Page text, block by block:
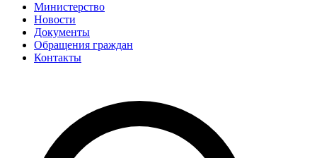
Министерство
Новости
Документы
Обращения граждан
Контакты